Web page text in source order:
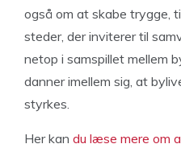
også om at skabe trygge,
steder, der inviterer til
netop i samspillet mellem
danner imellem sig, at
styrkes.
Her kan du læse mere om